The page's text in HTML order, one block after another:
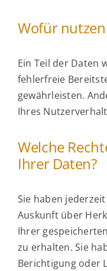
Wofür
Ein Teil der Daten
fehlerfreie
gewährleisten.
Ihres
Welche
Ihrer Daten?
Sie haben
Auskunft über
Ihrer
zu erhalten. Sie
Berichtigung oder